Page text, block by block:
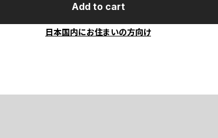
Add to cart
日本国内にお住まいの方向け